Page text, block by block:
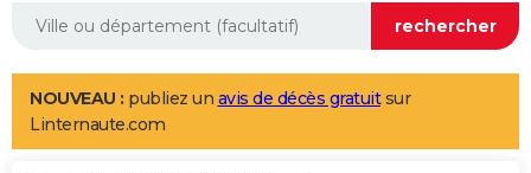
Aménagement intérieur
LIFESTYLE
Art de vivre
Bien-être
Loisirs
Mode
Modes de vie
NOUVEAU : publiez un avis de décès gratuitsur
Linternaute.com